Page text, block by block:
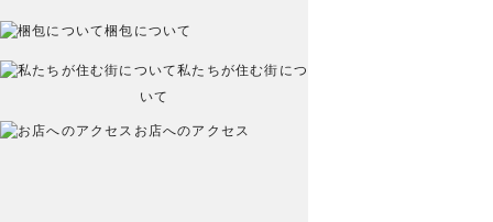
梱包について
私たちが住む街につ
いて
お店へのアクセス